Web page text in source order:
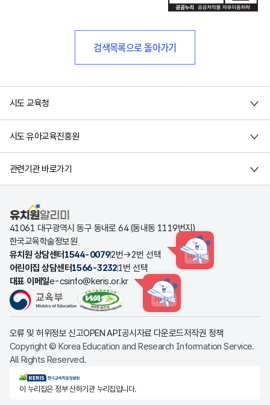
검색목록으로 돌아가기
시도 교육청
시도 유아교육진흥원
관련기관 바로가기
유치원알리미
41061 대구광역시 동구 동내로 64 (동내동 1119번지)
한국교육학술정보원
유치원 상담센터 1544-00792번→2번 선택 HINT
어린이집 상담센터1566-32321번 선택
대표 이메일e-csinfo@keris.or.kr
HINT
오류 및 허위정보 신고OPEN API공시자료 다운로드저작권 정책
Copyright © Korea Education and Research Information Service.
All Rights Reserved.
KERIS한국교육학술정보원
이 누리집은 정부 산하기관 누리집입니다.